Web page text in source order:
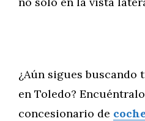
¿Aún sigues buscando
en Toledo?
concesionario de